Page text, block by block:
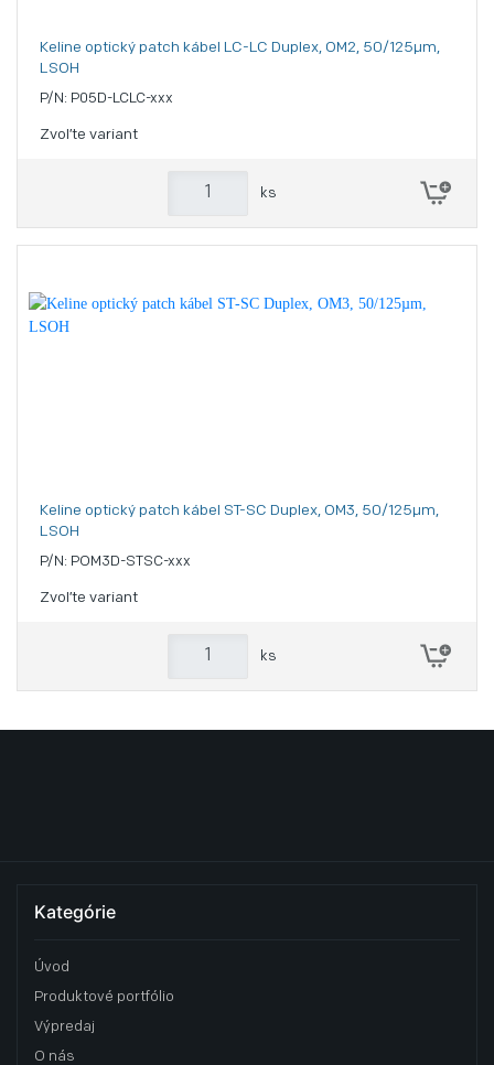
Keline optický patch kábel LC-LC Duplex, OM2, 50/125µm,
LSOH
P/N: P05D-LCLC-xxx
Zvoľte variant
ks
Keline optický patch kábel ST-SC Duplex, OM3, 50/125µm,
LSOH
P/N: POM3D-STSC-xxx
Zvoľte variant
ks
Kategórie
Úvod
Produktové portfólio
Výpredaj
O nás